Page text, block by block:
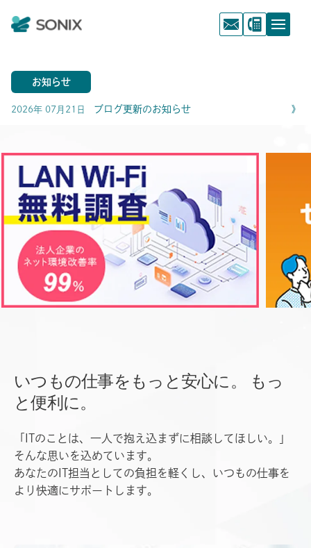
お知らせ
2026年 07月21日 ブログ更新のお知らせ 》
いつもの仕事をもっと安心に。
もっ
と便利に。
「ITのことは、一人で抱え込まずに相談してほしい。」
そんな思いを込めています。
あなたのIT担当としての負担を軽くし、いつもの仕事を
より快適にサポートします。